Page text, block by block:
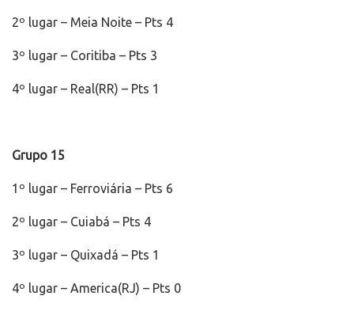
2º lugar – Meia Noite – Pts 4
3º lugar – Coritiba – Pts 3
4º lugar – Real(RR) – Pts 1
Grupo 15
1º lugar – Ferroviária – Pts 6
2º lugar – Cuiabá – Pts 4
3º lugar – Quixadá – Pts 1
4º lugar – America(RJ) – Pts 0